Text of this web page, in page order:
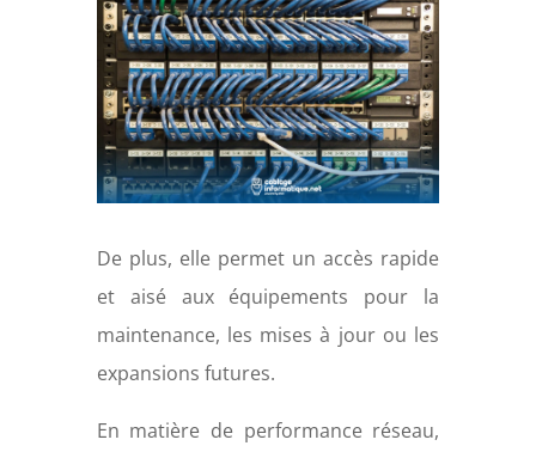
De plus, elle permet un accès rapide
et aisé aux équipements pour la
maintenance, les mises à jour ou les
expansions futures.
En matière de performance réseau,